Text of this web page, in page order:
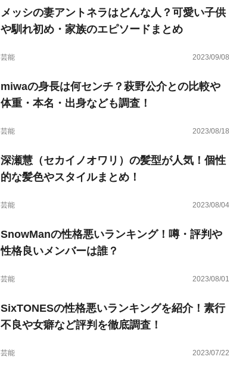
メッシの妻アントネラはどんな人？可愛い子供
や馴れ初め・家族のエピソードまとめ
芸能 2023/09/08
miwaの身長は何センチ？萩野公介との比較や
体重・本名・出身なども調査！
芸能 2023/08/18
深瀬慧（セカイノオワリ）の髪型が人気！個性
的な髪色やスタイルまとめ！
芸能 2023/08/04
SnowManの性格悪いランキング！噂・評判や
性格良いメンバーは誰？
芸能 2023/08/01
SixTONESの性格悪いランキングを紹介！素行
不良や女癖など評判を徹底調査！
芸能 2023/07/22